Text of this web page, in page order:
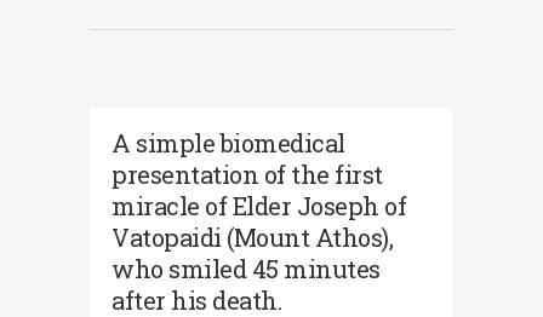
A simple biomedical
presentation of the first
miracle of Elder Joseph of
Vatopaidi (Mount Athos),
who smiled 45 minutes
after his death.